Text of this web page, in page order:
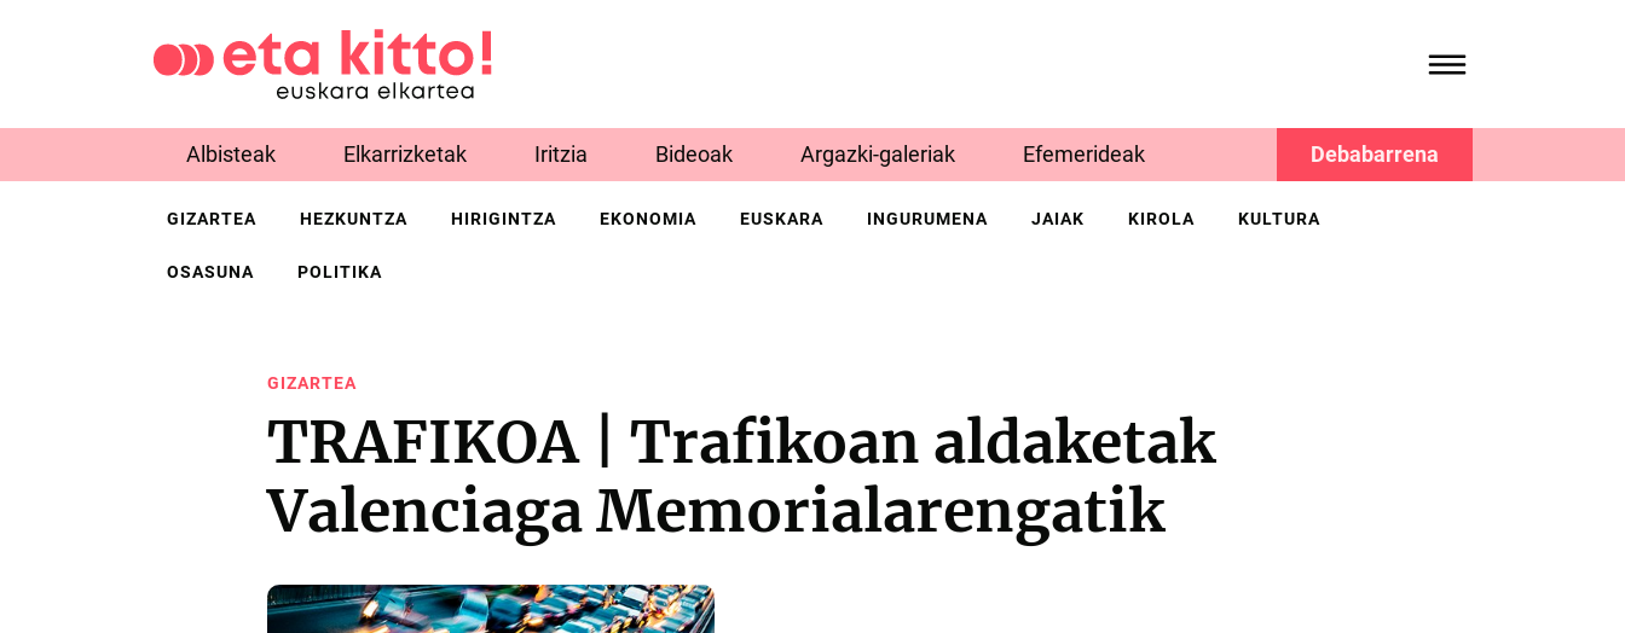
Albisteak Elkarrizketak Iritzia Bideoak Argazki-galeriak Efemerideak Debabarrena
GIZARTEA HEZKUNTZA HIRIGINTZA EKONOMIA EUSKARA INGURUMENA JAIAK KIROLA KULTURA
OSASUNA POLITIKA
GIZARTEA
TRAFIKOA | Trafikoan aldaketak
Valenciaga Memorialarengatik